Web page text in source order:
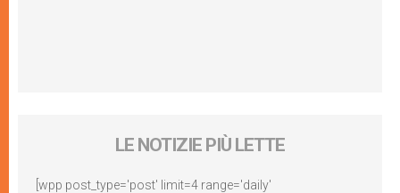
LE NOTIZIE PIÙ LETTE
[wpp post_type='post' limit=4 range='daily'